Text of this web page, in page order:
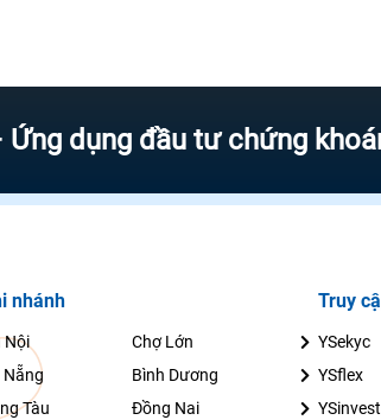
đầu tư chứng khoán
nhánh
Nội
Chợ Lớn
Bình Dương
Tàu
Đồng Nai
Truy
YSekyc
YSflex
YSinvest